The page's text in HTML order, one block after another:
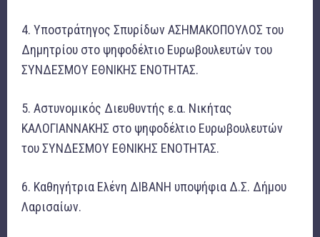
4. Υποστράτηγος Σπυρίδων ΑΣΗΜΑΚΟΠΟΥΛΟΣ του
Δημητρίου στο ψηφοδέλτιο Ευρωβουλευτών του
ΣΥΝΔΕΣΜΟΥ ΕΘΝΙΚΗΣ ΕΝΟΤΗΤΑΣ.
5. Αστυνομικός Διευθυντής ε.α. Νικήτας
ΚΑΛΟΓΙΑΝΝΑΚΗΣ στο ψηφοδέλτιο Ευρωβουλευτών
του ΣΥΝΔΕΣΜΟΥ ΕΘΝΙΚΗΣ ΕΝΟΤΗΤΑΣ.
6. Καθηγήτρια Ελένη ΔΙΒΑΝΗ υποψήφια Δ.Σ. Δήμου
Λαρισαίων.